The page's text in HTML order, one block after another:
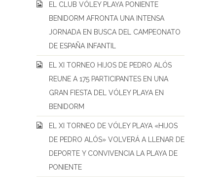
EL CLUB VÓLEY PLAYA PONIENTE
BENIDORM AFRONTA UNA INTENSA
JORNADA EN BUSCA DEL CAMPEONATO
DE ESPAÑA INFANTIL
EL XI TORNEO HIJOS DE PEDRO ALÓS
REUNE A 175 PARTICIPANTES EN UNA
GRAN FIESTA DEL VÓLEY PLAYA EN
BENIDORM
EL XI TORNEO DE VÓLEY PLAYA «HIJOS
DE PEDRO ALÓS» VOLVERÁ A LLENAR DE
DEPORTE Y CONVIVENCIA LA PLAYA DE
PONIENTE